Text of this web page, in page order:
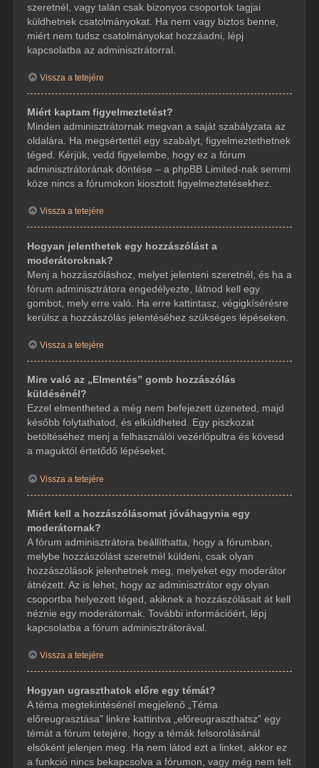
szeretnél, vagy talán csak bizonyos csoportok tagjai
küldhetnek csatolmányokat. Ha nem vagy biztos benne,
miért nem tudsz csatolmányokat hozzáadni, lépj
kapcsolatba az adminisztrátorral.
Vissza a tetejére
Miért kaptam figyelmeztetést?
Minden adminisztrátornak megvan a saját szabályzata az
oldalára. Ha megsértettél egy szabályt, figyelmeztethetnek
téged. Kérjük, vedd figyelembe, hogy ez a fórum
adminisztrátorának döntése – a phpBB Limited-nak semmi
köze nincs a fórumokon kiosztott figyelmeztetésekhez.
Vissza a tetejére
Hogyan jelenthetek egy hozzászólást a
moderátoroknak?
Menj a hozzászóláshoz, melyet jelenteni szeretnél, és ha a
fórum adminisztrátora engedélyezte, látnod kell egy
gombot, mely erre való. Ha erre kattintasz, végigkísérésre
kerülsz a hozzászólás jelentéséhez szükséges lépéseken.
Vissza a tetejére
Mire való az „Elmentés” gomb hozzászólás
küldésénél?
Ezzel elmentheted a még nem befejezett üzeneted, majd
később folytathatod, és elküldheted. Egy piszkozat
betöltéséhez menj a felhasználói vezérlőpultra és kövesd
a maguktól értetődő lépéseket.
Vissza a tetejére
Miért kell a hozzászólásomat jóváhagynia egy
moderátornak?
A fórum adminisztrátora beállíthatta, hogy a fórumban,
melybe hozzászólást szeretnél küldeni, csak olyan
hozzászólások jelenhetnek meg, melyeket egy moderátor
átnézett. Az is lehet, hogy az adminisztrátor egy olyan
csoportba helyezett téged, akiknek a hozzászólásait át kell
néznie egy moderátornak. További információért, lépj
kapcsolatba a fórum adminisztrátorával.
Vissza a tetejére
Hogyan ugraszthatok előre egy témát?
A téma megtekintésénél megjelenő „Téma
előreugrasztása” linkre kattintva „előreugraszthatsz” egy
témát a fórum tetejére, hogy a témák felsorolásánál
elsőként jelenjen meg. Ha nem látod ezt a linket, akkor ez
a funkció nincs bekapcsolva a fórumon, vagy még nem telt